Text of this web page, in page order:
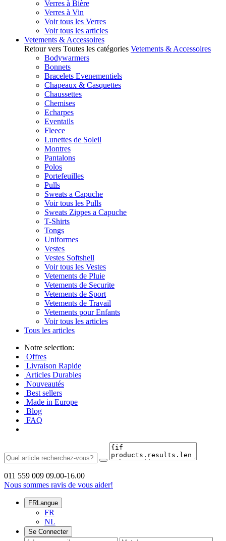
Verres à Bière
Verres à Vin
Voir tous les Verres
Voir tous les articles
Vetements & Accessoires
Retour vers Toutes les catégories Vetements & Accessoires
Bodywarmers
Bonnets
Bracelets Evenementiels
Chapeaux & Casquettes
Chaussettes
Chemises
Echarpes
Eventails
Fleece
Lunettes de Soleil
Montres
Pantalons
Polos
Portefeuilles
Pulls
Sweats a Capuche
Voir tous les Pulls
Sweats Zippes a Capuche
T-Shirts
Tongs
Uniformes
Vestes
Vestes Softshell
Voir tous les Vestes
Vetements de Pluie
Vetements de Securite
Vetements de Sport
Vetements de Travail
Vetements pour Enfants
Voir tous les articles
Tous les articles
Notre selection:
Offres
Livraison Rapide
Articles Durables
Nouveautés
Best sellers
Made in Europe
Blog
FAQ
011 559 009 09.00-16.00
Nous sommes ravis de vous aider!
FRLangue
FR
NL
Se Connecter